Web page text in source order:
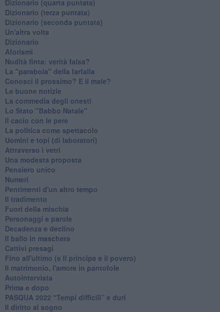
​Dizionario (quarta puntata)
​Dizionario (terza puntata)
​Dizionario (seconda puntata)
Un'altra volta
Dizionario
Aforismi
Nudità finta: verità falsa?
La "parabola" della farfalla
Conosci il prossimo? E il male?
Le buone notizie
La commedia degli onesti
Lo Stato "Babbo Natale"
Il cacio con le pere
La politica come spettacolo
Uomini e topi (di laboratori)
Attraverso i vetri
Una modesta proposta
Pensiero unico
Numeri
Pentimenti d'un altro tempo
Il tradimento
Fuori della mischia
Personaggi e parole
Decadenza e declino
Il ballo in maschera
Cattivi presagi
Fino all'ultimo (e Il principe e il povero)
Il matrimonio, l'amore in pantofole
Autointervista
Prima e dopo
​PASQUA 2022 “Tempi difficili” e duri
Il diritto al sogno